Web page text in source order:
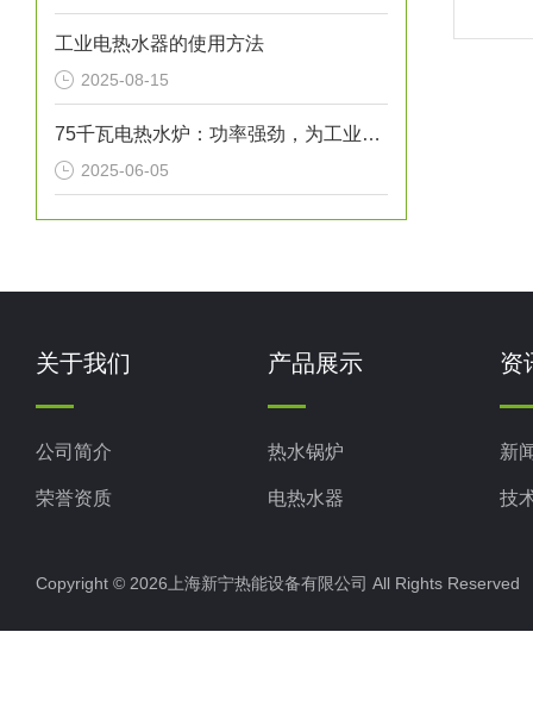
工业电热水器的使用方法
2025-08-15
75千瓦电热水炉：功率强劲，为工业生产提供稳定热水源！
2025-06-05
关于我们
公司简介
荣誉资质
产品展示
热水锅炉
电热水器
蒸汽锅炉
其他电热水器
资
新
技
Copyright © 2026上海新宁热能设备有限公司 All Rights